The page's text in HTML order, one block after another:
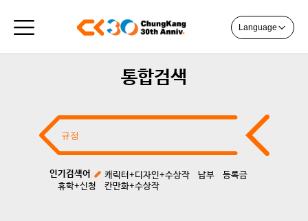
Language
통합검색
인기검색어 캐릭터+디자인+수상작 납부
등록금
휴학+신청
칸만화+수상작